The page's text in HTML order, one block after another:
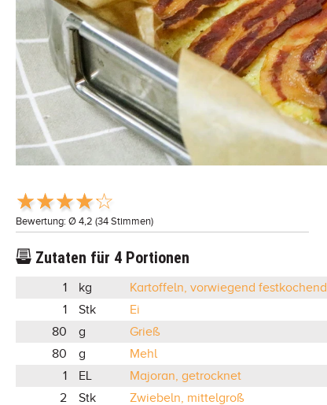
Bewertung: Ø 4,2 (34 Stimmen)
Zutaten für 4 Portionen
1 kg
Kartoffeln, vorwiegend festkochend
1
Stk
Ei
80
g
Grieß
80
g
Mehl
1
EL
Majoran, getrocknet
2
Stk
Zwiebeln, mittelgroß